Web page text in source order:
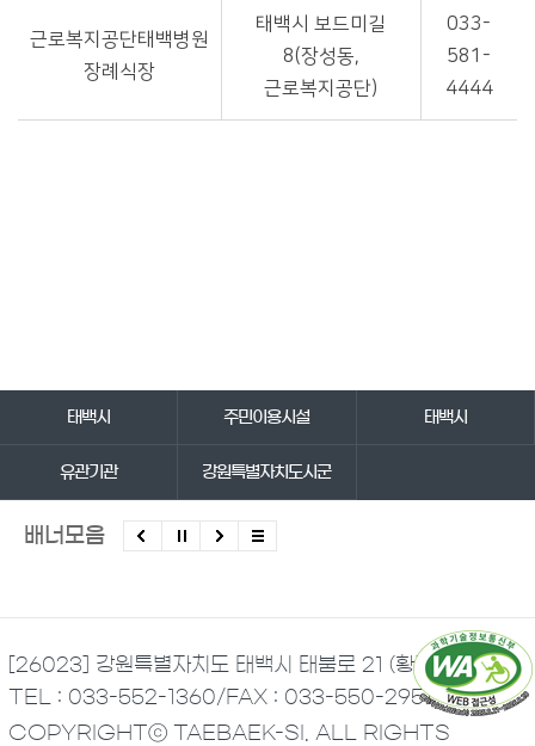
근로복지공단태백병원
장례식장
태백시 보드미길
8(장성동,
근로복지공단)
033-
581-
4444
태백시 주민이용시설 태백시
유관기관 강원특별자치도시군
배너모음
[26023] 강원특별자치도 태백시 태붐로 21 (황지동)
TEL : 033-552-1360/FAX : 033-550-2951
COPYRIGHTⓒ TAEBAEK-SI. ALL RIGHTS